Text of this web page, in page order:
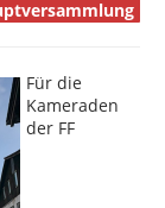
Für die
Kameraden
der FF